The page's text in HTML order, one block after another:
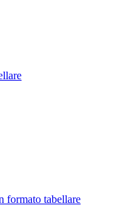
formato tabellare